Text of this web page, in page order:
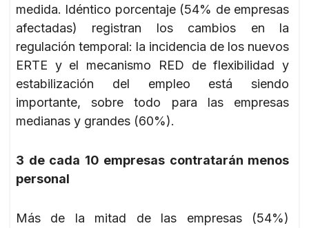
medida. Idéntico porcentaje (54% de empresas
afectadas) registran los cambios en la
regulación temporal: la incidencia de los nuevos
ERTE y el mecanismo RED de flexibilidad y
estabilización del empleo está siendo
importante, sobre todo para las empresas
medianas y grandes (60%).
3 de cada 10 empresas contratarán menos
personal
Más de la mitad de las empresas (54%)